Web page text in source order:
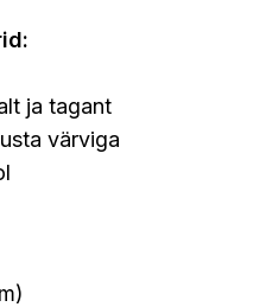
ja tagant
värviga